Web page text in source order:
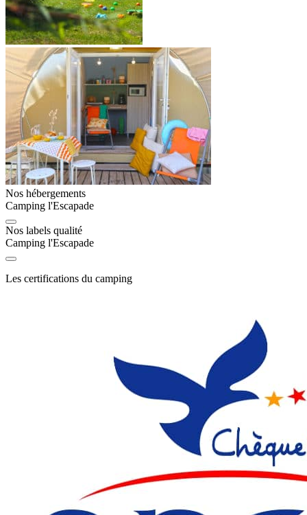
Nos hébergements
Camping l'Escapade
Nos labels qualité
Camping l'Escapade
Les certifications du camping